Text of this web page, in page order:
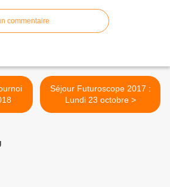
commentaire
Séjour Futuroscope 2017 :
Lundi 23 octobre >